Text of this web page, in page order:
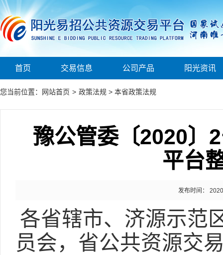
首页 交易信息 公司产品 阳光资讯
您当前位置： 网站首页 > 政策法规 > 本省政策法规
豫公管委〔2020〕
平台
发布时间：
各省辖市、济源示范
员会，省公共资源交